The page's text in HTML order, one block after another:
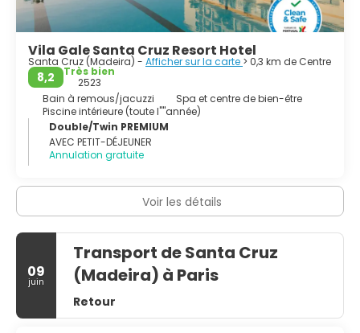
Vila Gale Santa Cruz Resort Hotel
Santa Cruz (Madeira) - Afficher sur la carte > 0,3 km de Centre
8,2
Très bien
2523
Bain à remous/jacuzzi
Spa et centre de bien-être
Piscine intérieure (toute l''''année)
Double/Twin PREMIUM
AVEC PETIT-DÉJEUNER
Annulation gratuite
Voir les détails
09
juin
Transport de Santa Cruz
(Madeira) à Paris
Retour